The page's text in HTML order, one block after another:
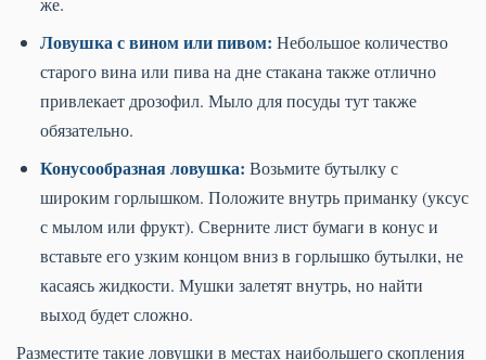
Ловушка с вином или пивом: Небольшое количество
старого вина или пива на дне стакана также отлично
привлекает дрозофил. Мыло для посуды тут также
обязательно.
Конусообразная ловушка: Возьмите бутылку с
широким горлышком. Положите внутрь приманку (уксус
с мылом или фрукт). Сверните лист бумаги в конус и
вставьте его узким концом вниз в горлышко бутылки, не
касаясь жидкости. Мушки залетят внутрь, но найти
выход будет сложно.
Разместите такие ловушки в местах наибольшего скопления